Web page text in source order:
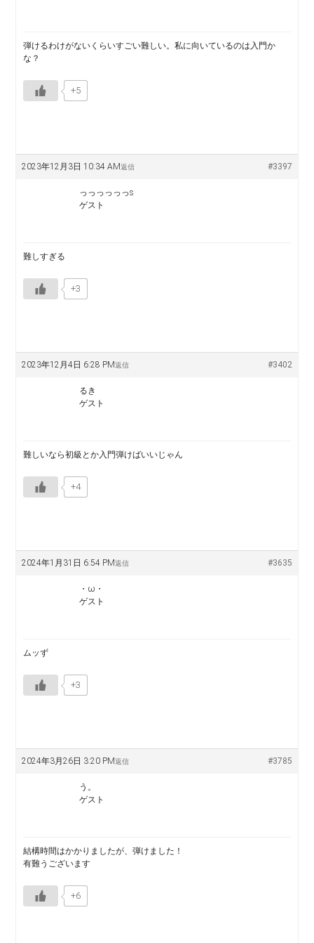
弾けるわけがないくらいすごい難しい。私に向いているのは入門か
な？
+5
2023年12月3日 10:34 AM #3397
返信
っっっっっっs
ゲスト
難しすぎる
+3
2023年12月4日 6:28 PM #3402
返信
るき
ゲスト
難しいなら初級とか入門弾けばいいじゃん
+4
2024年1月31日 6:54 PM #3635
返信
・ω・
ゲスト
ムッず
+3
2024年3月26日 3:20 PM #3785
返信
う。
ゲスト
結構時間はかかりましたが、弾けました！
有難うございます
+6